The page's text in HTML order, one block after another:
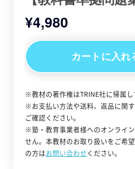
※教材の著作権はTRINE社に帰属し
※お支払い方法や送料、返品に関
ご確認ください。
※塾・教育事業者様へのオンライ
せん。本教材のお取り扱いをご希
の方はお問い合わせ ください。